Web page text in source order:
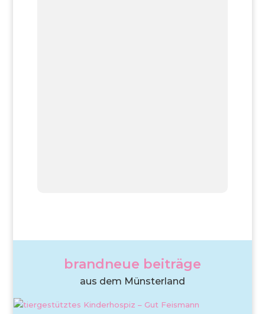
brandneue beiträge
aus dem Münsterland